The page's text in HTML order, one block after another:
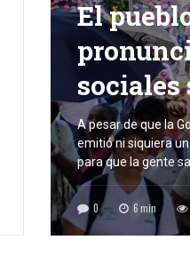
El
sociales
A pesar de que la
emitió ni siquiera
para que la gente
saber que un buen
nosotros. Había
y directriz del
principales […]
0 6min